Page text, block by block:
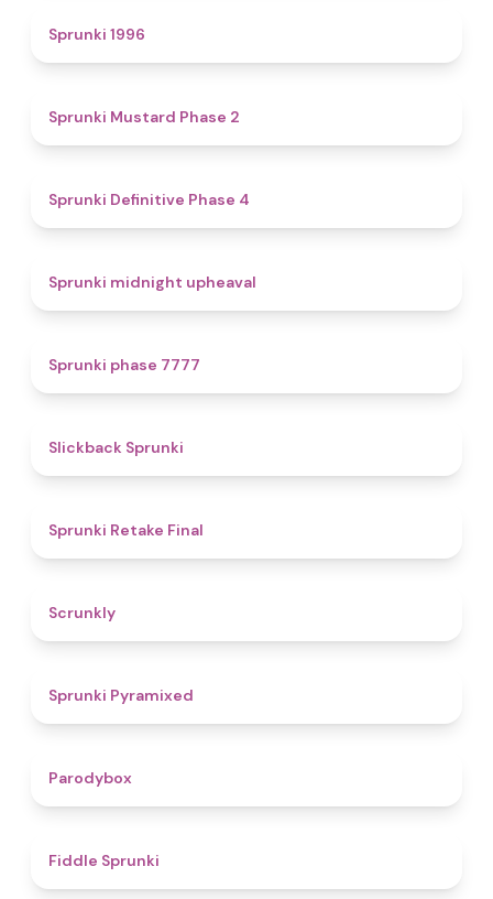
Sprunki 1996
Sprunki Mustard Phase 2
Sprunki Definitive Phase 4
Sprunki midnight upheaval
Sprunki phase 7777
Slickback Sprunki
Sprunki Retake Final
Scrunkly
Sprunki Pyramixed
Parodybox
Fiddle Sprunki